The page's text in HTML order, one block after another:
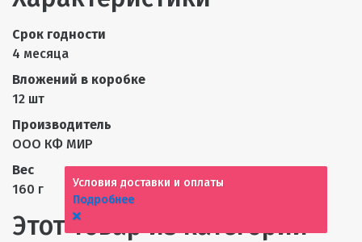
Срок годности
4 месяца
Вложений в коробке
12 шт
Производитель
ООО КФ МИР
Вес
160 г
Этот товар из категорий
Условия доставки и оплаты
Подробнее